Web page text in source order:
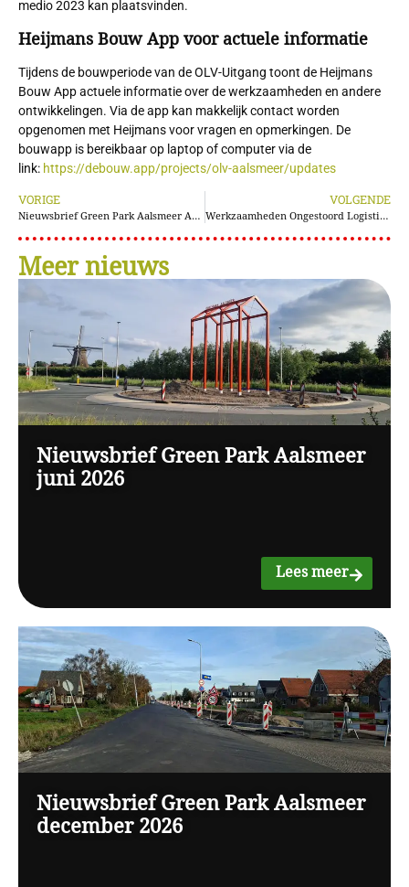
medio 2023 kan plaatsvinden.
Heijmans Bouw App voor actuele informatie
Tijdens de bouwperiode van de OLV-Uitgang toont de Heijmans
Bouw App actuele informatie over de werkzaamheden en andere
ontwikkelingen. Via de app kan makkelijk contact worden
opgenomen met Heijmans voor vragen en opmerkingen. De
bouwapp is bereikbaar op laptop of computer via de
link: https://debouw.app/projects/olv-aalsmeer/updates
VORIGE
Nieuwsbrief Green Park Aalsmeer Augustus 2021
VOLGENDE
Werkzaamheden Ongestoord Logistieke Verbinding in volle gang
Meer nieuws
Nieuwsbrief Green Park Aalsmeer
juni 2026
Lees meer
Nieuwsbrief Green Park Aalsmeer
december 2026